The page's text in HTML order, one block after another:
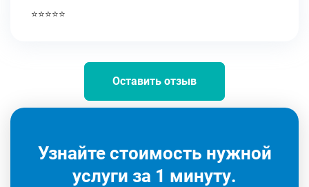
⭐⭐⭐⭐⭐
Оставить отзыв
Узнайте стоимость нужной
услуги за 1 минуту.